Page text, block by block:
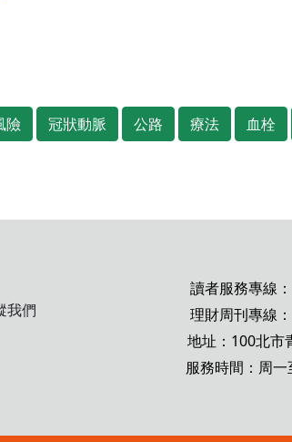
險 冠狀動脈 公路 療法 血栓
我們
讀者服務專線
理財周刊專線
地址：100北市
服務時間：周